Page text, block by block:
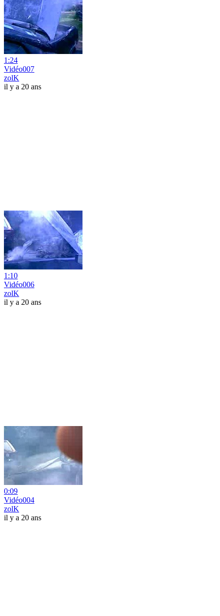
1:24
Vidéo007
zolK
il y a 20 ans
1:10
Vidéo006
zolK
il y a 20 ans
0:09
Vidéo004
zolK
il y a 20 ans